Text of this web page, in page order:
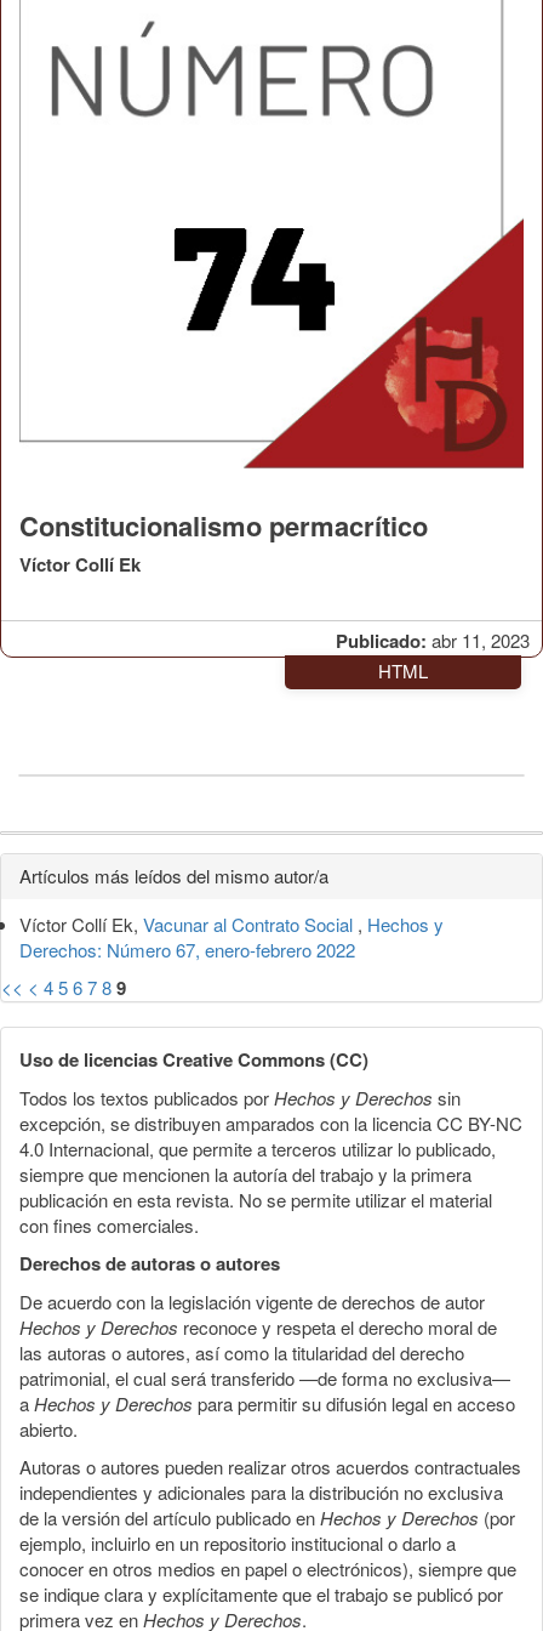
Publicado: abr 11, 2023
Constitucionalismo permacrítico
Víctor Collí Ek
HTML
Detalles
del
artículo
Artículos más leídos del mismo autor/a
Víctor Collí Ek, Vacunar al Contrato Social , Hechos y
Derechos: Número 67, enero-febrero 2022
<< < 456789
Uso de licencias Creative Commons (CC)
Todos los textos publicados porHechos y Derechos sin
excepción, se distribuyen amparados con la licencia CC BY-NC
4.0 Internacional, que permite a terceros utilizar lo publicado,
siempre que mencionen la autoría del trabajo y la primera
publicación en esta revista. No se permite utilizar el material
con fines comerciales.
Derechos de autoras o autores
De acuerdo con la legislación vigente de derechos de autor
Hechos y Derechos reconoce y respeta el derecho moral de
las autoras o autores, así como la titularidad del derecho
patrimonial, el cual será transferido —de forma no exclusiva—
aHechos y Derechos para permitir su difusión legal en acceso
abierto.
Autoras o autores pueden realizar otros acuerdos contractuales
independientes y adicionales para la distribución no exclusiva
de la versión del artículo publicado enHechos y Derechos (por
ejemplo, incluirlo en un repositorio institucional o darlo a
conocer en otros medios en papel o electrónicos), siempre que
se indique clara y explícitamente que el trabajo se publicó por
primera vez enHechos y Derechos.